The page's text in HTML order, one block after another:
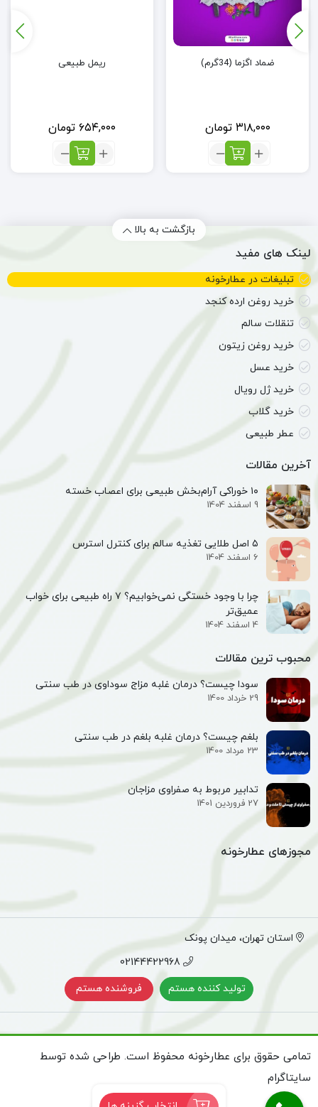
ضماد اگزما (34گرم)
۳۱۸,۰۰۰ تومان
تعداد:
ضماد
ریمل طبیعی
۶۵۴,۰۰۰ تومان
تعداد:
ریمل
بازگشت به بالا
لینک های مفید
تبلیغات در عطارخونه
خرید روغن ارده کنجد
تنقلات سالم
خرید روغن زیتون
خرید عسل
خرید ژل رویال
خرید گلاب
عطر طبیعی
آخرین مقالات
۱۰ خوراکی آرام‌بخش طبیعی برای اعصاب خسته
9 اسفند 1404
۵ اصل طلایی تغذیه سالم برای کنترل استرس
6 اسفند 1404
چرا با وجود خستگی نمی‌خوابیم؟ ۷ راه طبیعی برای خواب
عمیق‌تر
4 اسفند 1404
محبوب ترین مقالات
سودا چیست؟ درمان غلبه مزاج سوداوی در طب سنتی
29 خرداد 1400
بلغم چیست؟ درمان غلبه بلغم در طب سنتی
23 مرداد 1400
تدابیر مربوط به صفراوی مزاجان
27 فروردین 1401
مجوزهای عطارخونه
استان تهران، میدان پونک
02144422968
تولید کننده هستم
فروشنده هستم
تمامی حقوق برای عطارخونه محفوظ است. طراحی شده توسط
سایتاگرام